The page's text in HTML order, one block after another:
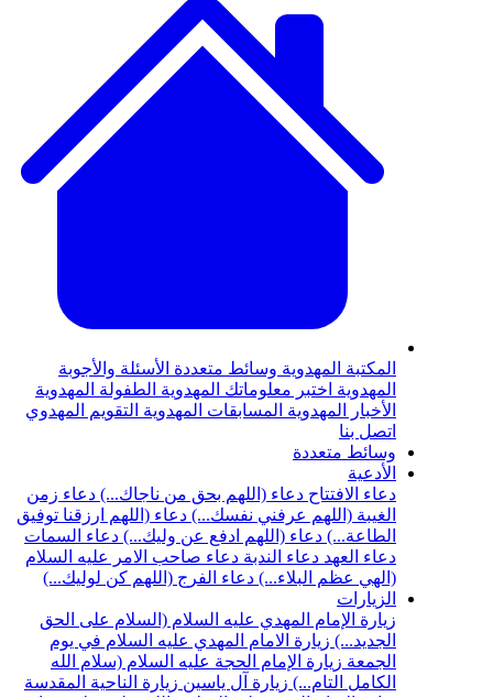
المكتبة المهدوية وسائط متعددة الأسئلة والأجوبة
المهدوية اختبر معلوماتك المهدوية الطفولة المهدوية
الأخبار المهدوية المسابقات المهدوية التقويم المهدوي
اتصل بنا
وسائط متعددة
الأدعية
دعاء الافتتاح دعاء (اللهم بحق من ناجاك...) دعاء زمن
الغيبة (اللهم عرفني نفسك...) دعاء (اللهم ارزقنا توفيق
الطاعة...) دعاء (اللهم ادفع عن وليك...) دعاء السمات
دعاء العهد دعاء الندبة دعاء صاحب الامر عليه السلام
(الهي عظم البلاء...) دعاء الفرج (اللهم كن لوليك...)
الزيارات
زيارة الإمام المهدي عليه السلام (السلام على الحق
الجديد...) زيارة الامام المهدي عليه السلام في يوم
الجمعة زيارة الإمام الحجة عليه السلام (سلام الله
الكامل التام...) زيارة آل ياسين زيارة الناحية المقدسة